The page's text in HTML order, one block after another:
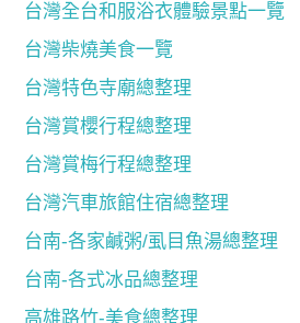
台灣全台和服浴衣體驗景點一覽
台灣柴燒美食一覽
台灣特色寺廟總整理
台灣賞櫻行程總整理
台灣賞梅行程總整理
台灣汽車旅館住宿總整理
台南-各家鹹粥/虱目魚湯總整理
台南-各式冰品總整理
高雄路竹-美食總整理